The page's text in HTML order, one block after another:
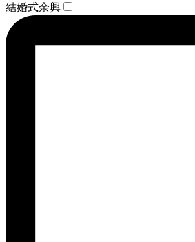
結婚式余興